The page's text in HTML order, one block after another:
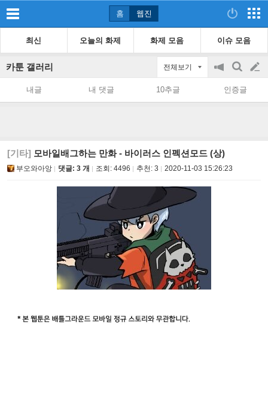
홈 웹진
최신 오늘의 화제 화제 모음 이슈 모음
카툰 갤러리 전체보기
공
on/off
검
색
글
쓰
내글 내 댓글 10추글 인증글
[기타] 모바일배그하는 만화 - 바이러스 인펙션모드 (상)
부오와아앙 댓글: 3 개 조회: 4496 추천: 3 2020-11-03 15:26:23